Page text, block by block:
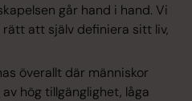
går hand i hand. Vi
att själv definiera sitt liv,
överallt där människor
hög tillgänglighet, låga